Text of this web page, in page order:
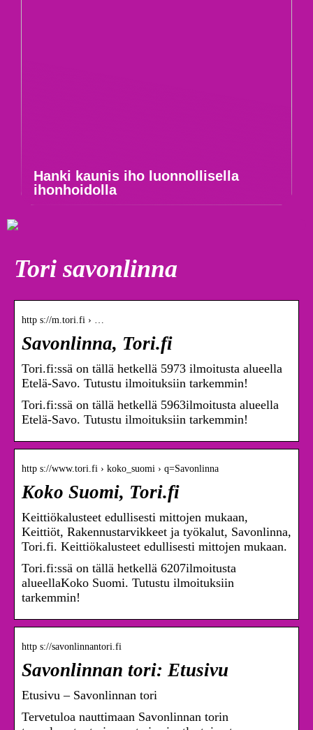
Hanki kaunis iho luonnollisella
ihonhoidolla
Tori savonlinna
http s://m.tori.fi › …
Savonlinna, Tori.fi
Tori.fi:ssä on tällä hetkellä 5973 ilmoitusta alueella
Etelä-Savo. Tutustu ilmoituksiin tarkemmin!
Tori.fi:ssä on tällä hetkellä 5963ilmoitusta alueella
Etelä-Savo. Tutustu ilmoituksiin tarkemmin!
http s://www.tori.fi › koko_suomi › q=Savonlinna
Koko Suomi, Tori.fi
Keittiökalusteet edullisesti mittojen mukaan,
Keittiöt, Rakennustarvikkeet ja työkalut, Savonlinna,
Tori.fi. Keittiökalusteet edullisesti mittojen mukaan.
Tori.fi:ssä on tällä hetkellä 6207ilmoitusta
alueellaKoko Suomi. Tutustu ilmoituksiin
tarkemmin!
http s://savonlinnantori.fi
Savonlinnan tori: Etusivu
Etusivu – Savonlinnan tori
Tervetuloa nauttimaan Savonlinnan torin